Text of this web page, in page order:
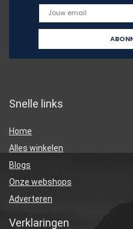
Snelle links
Home
Alles winkelen
Blogs
Onze webshops
Adverteren
Verklaringen